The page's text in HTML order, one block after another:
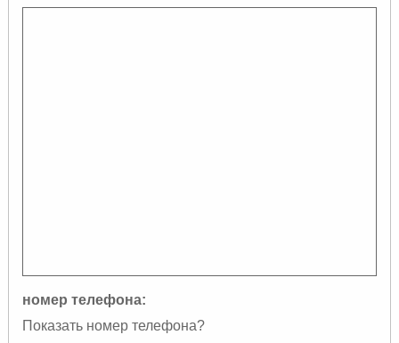
номер телефона:
Показать номер телефона?